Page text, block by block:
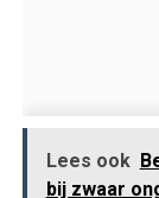
Lees ook
bij zwaar